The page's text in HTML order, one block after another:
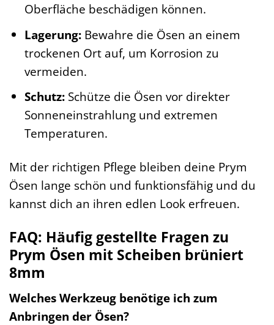
Oberfläche beschädigen können.
Lagerung:Bewahre die Ösen an einem
trockenen Ort auf, um Korrosion zu
vermeiden.
Schutz:Schütze die Ösen vor direkter
Sonneneinstrahlung und extremen
Temperaturen.
Mit der richtigen Pflege bleiben deine Prym
Ösen lange schön und funktionsfähig und du
kannst dich an ihren edlen Look erfreuen.
FAQ: Häufig gestellte Fragen zu
Prym Ösen mit Scheiben brüniert
8mm
Welches Werkzeug benötige ich zum
Anbringen der Ösen?